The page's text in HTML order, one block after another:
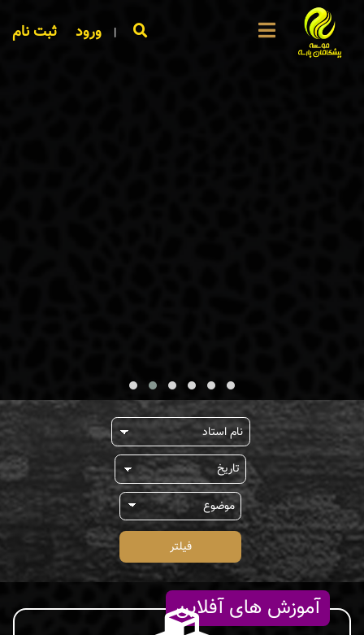
| ورود ثبت نام
فیلتر
آموزش های آفلاین